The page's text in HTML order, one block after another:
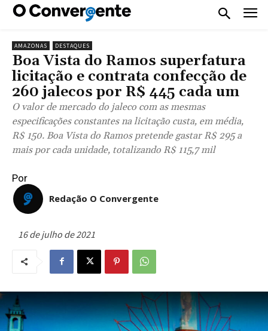
AMAZONAS DESTAQUES
Boa Vista do Ramos superfatura
licitação e contrata confecção de
260 jalecos por R$ 445 cada um
O valor de mercado do jaleco com as mesmas
especificações constantes na licitação custa, em média,
R$ 150. Boa Vista do Ramos pretende gastar R$ 295 a
mais por cada unidade, totalizando R$ 115,7 mil
Por
Redação O Convergente
16 de julho de 2021